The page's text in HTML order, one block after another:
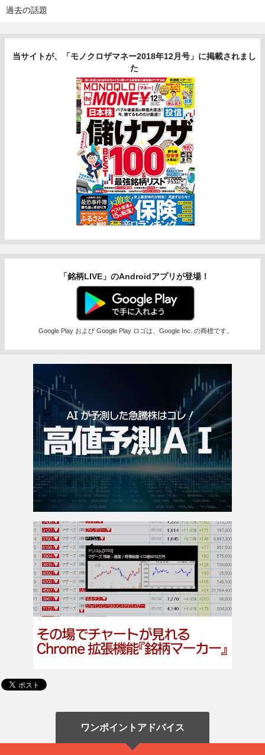
過去の話題
当サイトが、「モノクロザマネー2018年12月号」に掲載されまし
た
「銘柄LIVE」のAndroidアプリが登場！
Google Play および Google Play ロゴは、Google Inc. の商標です。
ワンポイントアドバイス